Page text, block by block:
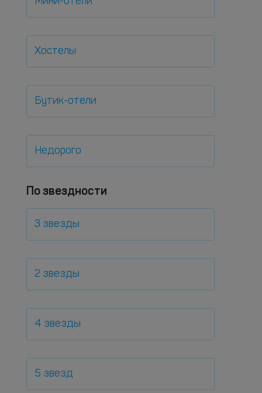
Хостелы
Бутик-отели
Недорого
По звездности
3 звезды
2 звезды
4 звезды
5 звезд